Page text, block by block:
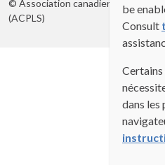
© Association canadienne des
(ACPLS)
be
Consult
Certains
dans les